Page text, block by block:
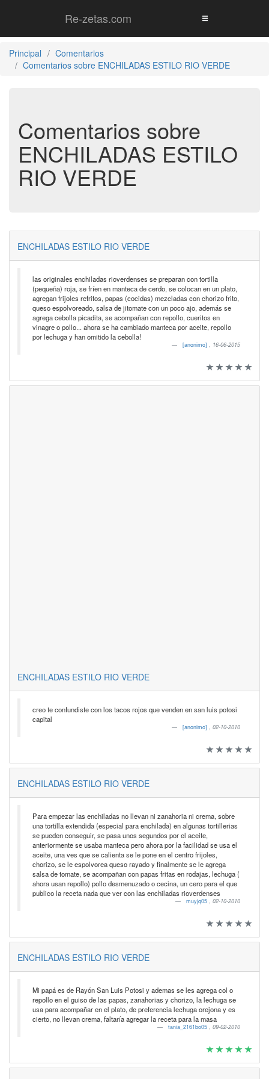
Re-zetas.com
Principal
Comentarios
Comentarios sobre ENCHILADAS ESTILO RIO VERDE
Comentarios sobre
ENCHILADAS ESTILO
RIO VERDE
ENCHILADAS ESTILO RIO VERDE
las originales enchiladas rioverdenses se preparan con tortilla
(pequeña) roja, se fríen en manteca de cerdo, se colocan en un plato,
agregan frijoles refritos, papas (cocidas) mezcladas con chorizo frito,
queso espolvoreado, salsa de jitomate con un poco ajo, además se
agrega cebolla picadita, se acompañan con repollo, cueritos en
vinagre o pollo... ahora se ha cambiado manteca por aceite, repollo
por lechuga y han omitido la cebolla!
[anonimo] , 16-06-2015
ENCHILADAS ESTILO RIO VERDE
creo te confundiste con los tacos rojos que venden en san luis potosi
capital
[anonimo] , 02-10-2010
ENCHILADAS ESTILO RIO VERDE
Para empezar las enchiladas no llevan ni zanahoria ni crema, sobre
una tortilla extendida (especial para enchilada) en algunas tortillerias
se pueden conseguir, se pasa unos segundos por el aceite,
anteriormente se usaba manteca pero ahora por la facilidad se usa el
aceite, una ves que se calienta se le pone en el centro frijoles,
chorizo, se le espolvorea queso rayado y finalmente se le agrega
salsa de tomate, se acompañan con papas fritas en rodajas, lechuga (
ahora usan repollo) pollo desmenuzado o cecina, un cero para el que
publico la receta nada que ver con las enchiladas rioverdenses
muyjq05 , 02-10-2010
ENCHILADAS ESTILO RIO VERDE
Mi papá es de Rayón San Luis Potosi y ademas se les agrega col o
repollo en el guiso de las papas, zanahorias y chorizo, la lechuga se
usa para acompañar en el plato, de preferencia lechuga orejona y es
cierto, no llevan crema, faltaría agregar la receta para la masa
tania_2161bo05 , 09-02-2010